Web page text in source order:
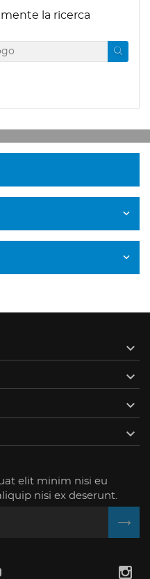
la ricerca




elit minim nisi eu
nisi ex deserunt.